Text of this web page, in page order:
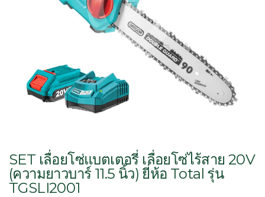
the
beginning
SET เลื่อยโซ่แบตเตอรี่ เลื่อยโซ่ไร้สาย 20V
(ความยาวบาร์ 11.5 นิ้ว) ยี่ห้อ Total รุ่น
TGSLI2001